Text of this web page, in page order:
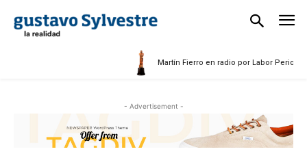
Martín Fierro en radio por Labor
- Advertisement -